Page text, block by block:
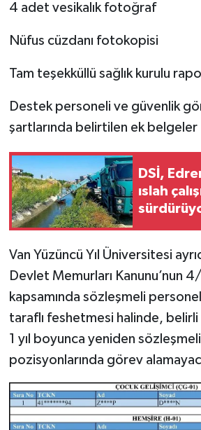
4 adet vesikalık fotoğraf
Nüfus cüzdanı fotokopisi
Tam teşekküllü sağlık kurulu
Destek personeli ve güvenlik
şartlarında belirtilen ek belgeler
DSİ,
ıslah
Van Yüzüncü Yıl Üniversitesi
Devlet Memurları Kanunu’nun
kapsamında sözleşmeli
taraflı feshetmesi halinde, belirli
1 yıl boyunca yeniden
pozisyonlarında görev